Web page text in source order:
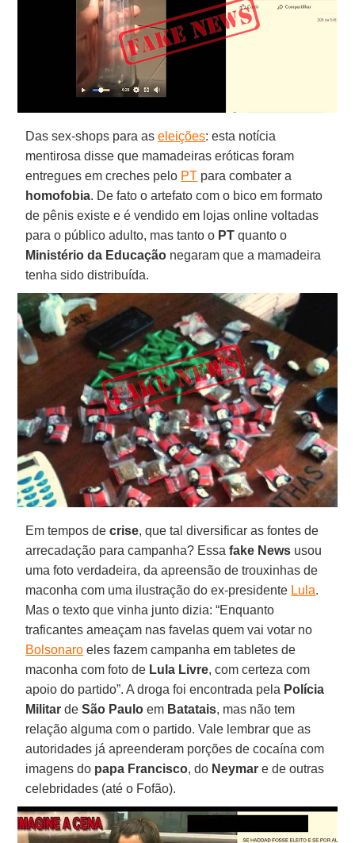
Das sex-shops para aseleições: esta notícia
mentirosa disse que mamadeiras eróticas foram
entregues em creches pelo PT para combater a
homofobia. De fato o artefato com o bico em formato
de pênis existe e é vendido em lojas online voltadas
para o público adulto, mas tanto o PT quanto o
Ministério da Educação negaram que a mamadeira
tenha sido distribuída.
Em tempos decrise, que tal diversificar as fontes de
arrecadação para campanha? Essafake News usou
uma foto verdadeira, da apreensão de trouxinhas de
maconha com uma ilustração do ex-presidente Lula.
Mas o texto que vinha junto dizia: “Enquanto
traficantes ameaçam nas favelas quem vai votar no
Bolsonaro eles fazem campanha em tabletes de
maconha com foto de Lula Livre, com certeza com
apoio do partido”. A droga foi encontrada pela Polícia
Militar deSão Pauloem Batatais, mas não tem
relação alguma com o partido. Vale lembrar que as
autoridades já apreenderam porções de cocaína com
imagens do papa Francisco, do Neymar e de outras
celebridades (até o Fofão).